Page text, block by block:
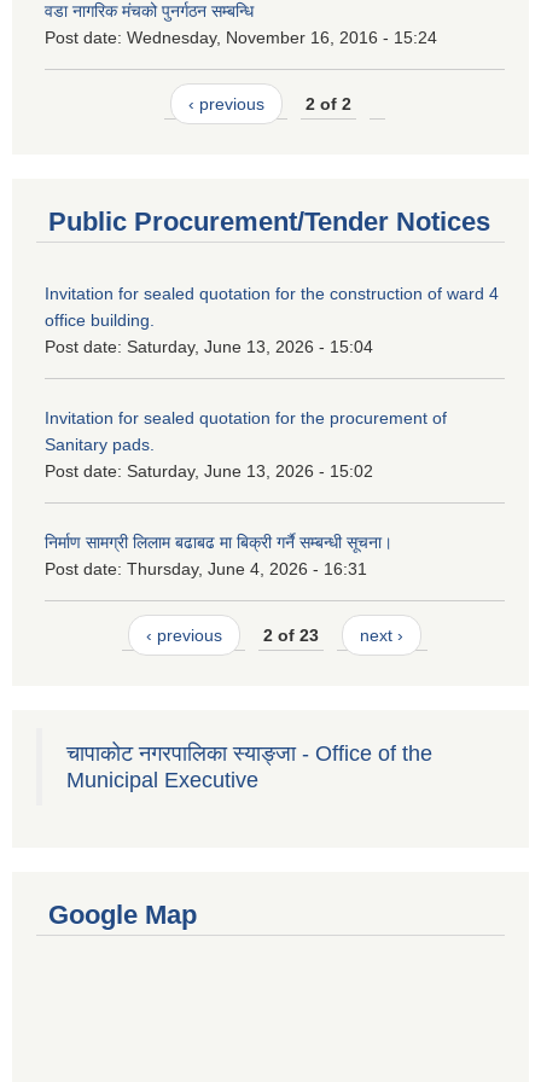
वडा नागरिक मंचको पुनर्गठन सम्बन्धि
Post date: Wednesday, November 16, 2016 - 15:24
‹ previous 2 of 2
Public Procurement/Tender Notices
Invitation for sealed quotation for the construction of ward 4
office building.
Post date: Saturday, June 13, 2026 - 15:04
Invitation for sealed quotation for the procurement of
Sanitary pads.
Post date: Saturday, June 13, 2026 - 15:02
निर्माण सामग्री लिलाम बढाबढ मा बिक्री गर्नै सम्बन्धी सूचना।
Post date: Thursday, June 4, 2026 - 16:31
‹ previous 2 of 23 next ›
चापाकोट नगरपालिका स्याङ्जा - Office of the
Municipal Executive
Google Map